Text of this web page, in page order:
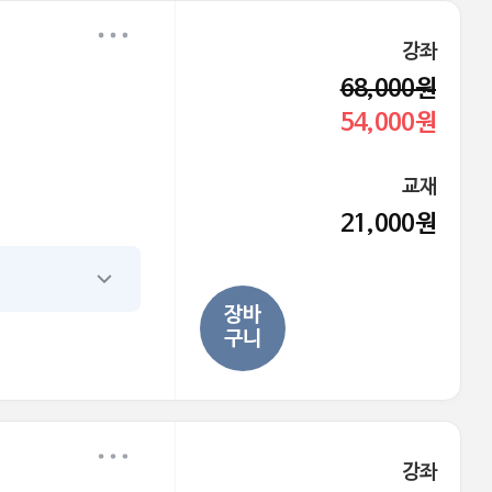
강좌
68,000원
54,000원
교재
21,000원
장바
구니
강좌